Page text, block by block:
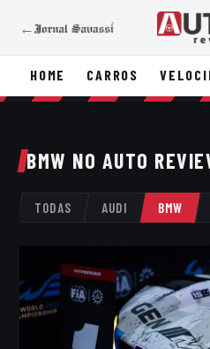
←
HOME CARROS
BMW NO AUTO
TODAS AUDI BMW